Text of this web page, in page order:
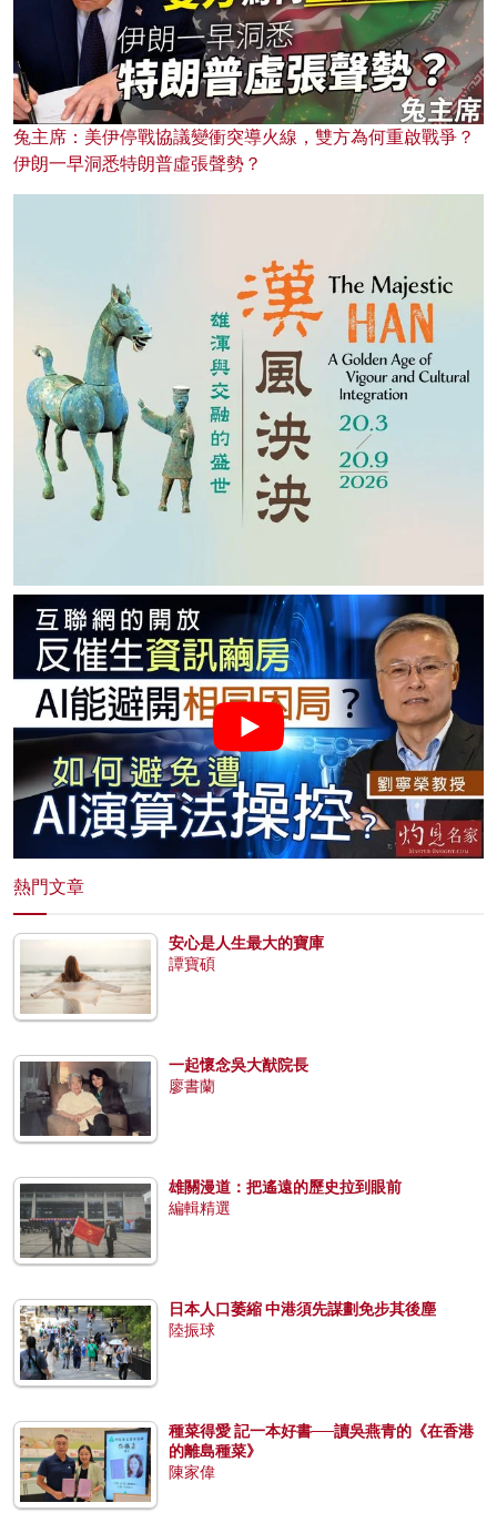
兔主席：美伊停戰協議變衝突導火線，雙方為何重啟戰爭？
伊朗一早洞悉特朗普虛張聲勢？
熱門文章
安心是人生最大的寶庫
譚寶碩
一起懷念吳大猷院長
廖書蘭
雄關漫道：把遙遠的歷史拉到眼前
編輯精選
日本人口萎縮 中港須先謀劃免步其後塵
陸振球
種菜得愛 記一本好書──讀吳燕青的《在香港
的離島種菜》
陳家偉